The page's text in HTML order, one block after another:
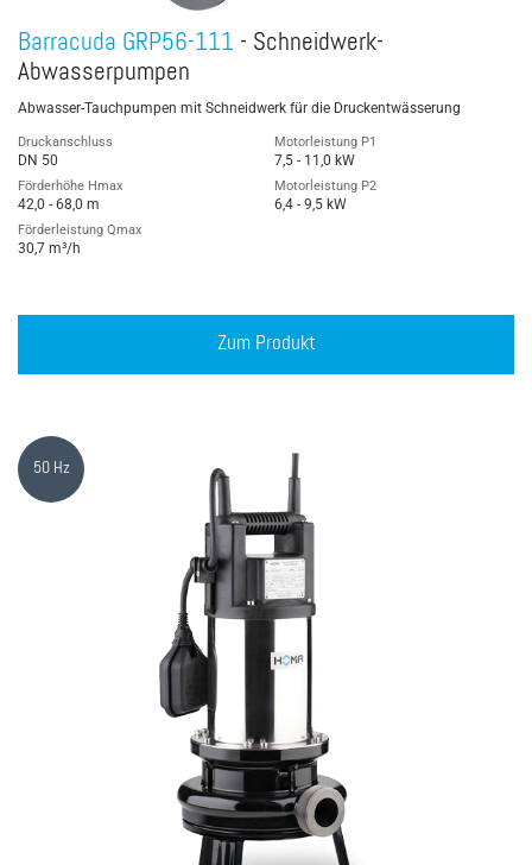
Barracuda GRP56-111 - Schneidwerk-
Abwasserpumpen
Abwasser-Tauchpumpen mit Schneidwerk für die Druckentwässerung
Druckanschluss
DN 50
Förderhöhe Hmax
42,0 - 68,0 m
Förderleistung Qmax
30,7 m³/h
Motorleistung P1
7,5 - 11,0 kW
Motorleistung P2
6,4 - 9,5 kW
Zum Produkt
50 Hz